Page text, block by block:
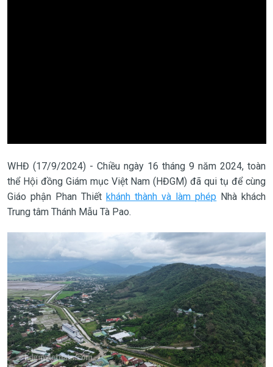
WHĐ (17/9/2024) - Chiều ngày 16 tháng 9 năm 2024, toàn
thể Hội đồng Giám mục Việt Nam (HĐGM) đã qui tụ để cùng
Giáo phận Phan Thiết khánh thành và làm phép Nhà khách
Trung tâm Thánh Mẫu Tà Pao.